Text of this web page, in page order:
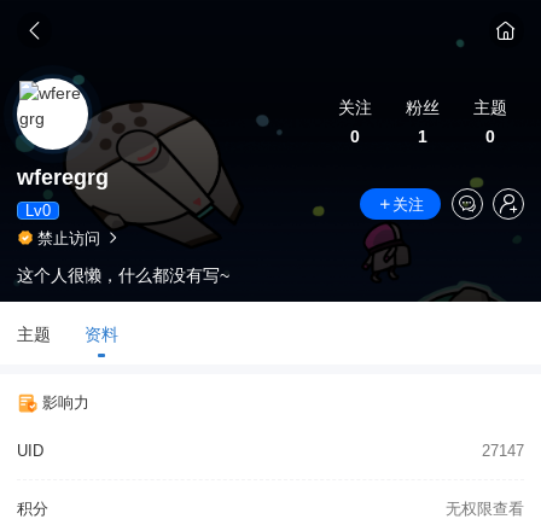
关注
0
粉丝
1
主题
0
wferegrg
Lv0
关注
禁止访问
这个人很懒，什么都没有写~
主题 资料
影响力
UID 27147
积分 无权限查看